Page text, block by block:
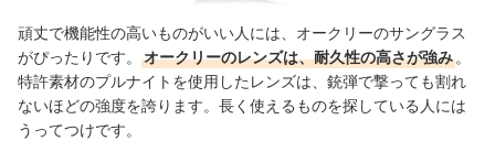
頑丈で機能性の高いものがいい人には、オークリーのサングラス
がぴったりです。
オークリーのレンズは、耐久性の高さが強み。
特許素材のプルナイトを使用したレンズは、銃弾で撃っても割れ
ないほどの強度を誇ります。長く使えるものを探している人には
うってつけです。